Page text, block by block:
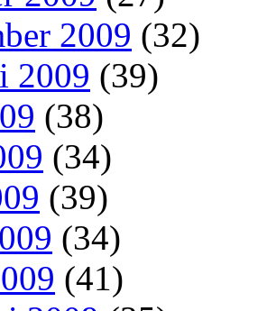
2009 (32)
2009 (39)
(38)
(34)
(39)
(34)
(41)